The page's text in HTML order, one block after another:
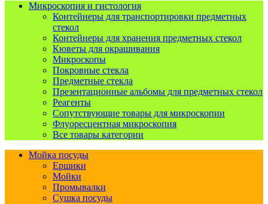
Микроскопия и гистология
Контейнеры для транспортировки предметных
стекол
Контейнеры для хранения предметных стекол
Кюветы для окрашивания
Микроскопы
Покровные стекла
Предметные стекла
Презентационные альбомы для предметных стекол
Реагенты
Сопутствующие товары для микроскопии
Флуоресцентная микроскопия
Все товары категории
Мойка посуды
Ершики
Мойки
Промывалки
Сушка посуды